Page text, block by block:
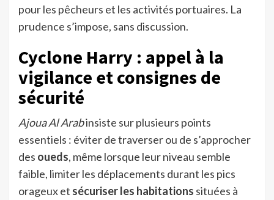
pour les pêcheurs et les activités portuaires. La
prudence s’impose, sans discussion.
Cyclone Harry : appel à la
vigilance et consignes de
sécurité
Ajoua Al Arabinsiste sur plusieurs points
essentiels : éviter de traverser ou de s’approcher
des oueds, même lorsque leur niveau semble
faible, limiter les déplacements durant les pics
orageux et sécuriser les habitations situées à